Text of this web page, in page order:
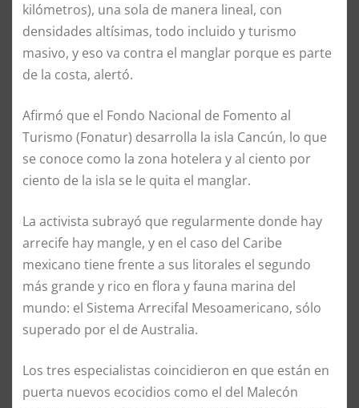
kilómetros), una sola de manera lineal, con
densidades altísimas, todo incluido y turismo
masivo, y eso va contra el manglar porque es parte
de la costa, alertó.
Afirmó que el Fondo Nacional de Fomento al
Turismo (Fonatur) desarrolla la isla Cancún, lo que
se conoce como la zona hotelera y al ciento por
ciento de la isla se le quita el manglar.
La activista subrayó que regularmente donde hay
arrecife hay mangle, y en el caso del Caribe
mexicano tiene frente a sus litorales el segundo
más grande y rico en flora y fauna marina del
mundo: el Sistema Arrecifal Mesoamericano, sólo
superado por el de Australia.
Los tres especialistas coincidieron en que están en
puerta nuevos ecocidios como el del Malecón